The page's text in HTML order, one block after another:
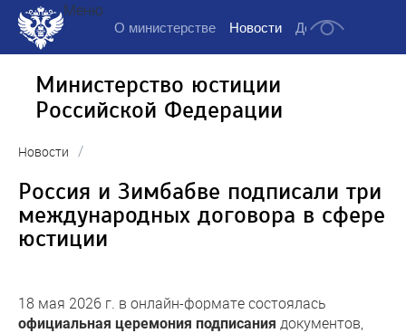
Меню
О министерстве Новости Деятельность
Министерство юстиции
Российской Федерации
Новости /
Россия и Зимбабве подписали три
международных договора в сфере
юстиции
18 мая 2026 г. в онлайн-формате состоялась
официальная церемония подписания документов,